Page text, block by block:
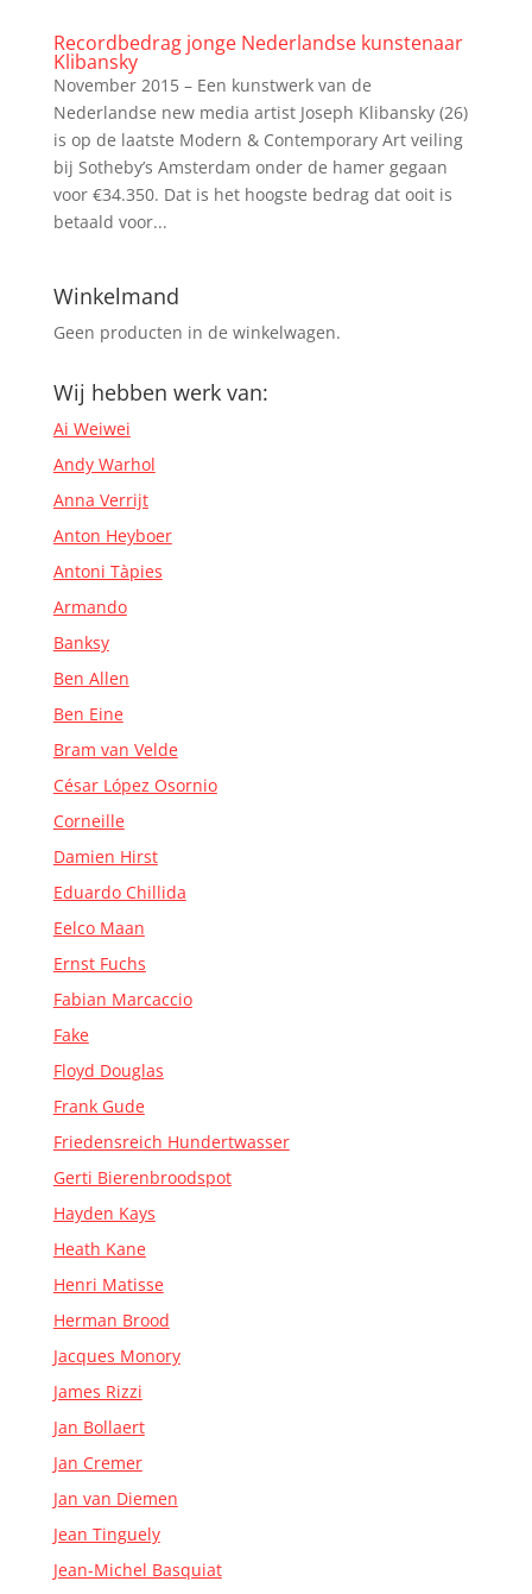
Recordbedrag jonge Nederlandse kunstenaar
Klibansky
November 2015 – Een kunstwerk van de
Nederlandse new media artist Joseph Klibansky (26)
is op de laatste Modern & Contemporary Art veiling
bij Sotheby’s Amsterdam onder de hamer gegaan
voor €34.350. Dat is het hoogste bedrag dat ooit is
betaald voor...
Winkelmand
Geen producten in de winkelwagen.
Wij hebben werk van:
Ai Weiwei
Andy Warhol
Anna Verrijt
Anton Heyboer
Antoni Tàpies
Armando
Banksy
Ben Allen
Ben Eine
Bram van Velde
César López Osornio
Corneille
Damien Hirst
Eduardo Chillida
Eelco Maan
Ernst Fuchs
Fabian Marcaccio
Fake
Floyd Douglas
Frank Gude
Friedensreich Hundertwasser
Gerti Bierenbroodspot
Hayden Kays
Heath Kane
Henri Matisse
Herman Brood
Jacques Monory
James Rizzi
Jan Bollaert
Jan Cremer
Jan van Diemen
Jean Tinguely
Jean-Michel Basquiat